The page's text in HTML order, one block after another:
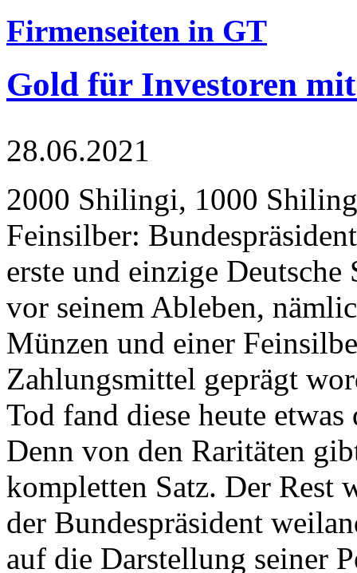
Firmenseiten in GT
Gold für Investoren
28.06.2021
2000 Shilingi, 1000
Feinsilber:
erste und einzige Deutsche
vor seinem Ableben,
Münzen und einer
Zahlungsmittel geprägt
Tod fand diese heute
Denn von den Raritäten
kompletten Satz. Der Rest
der Bundespräsident
auf die Darstellung seiner